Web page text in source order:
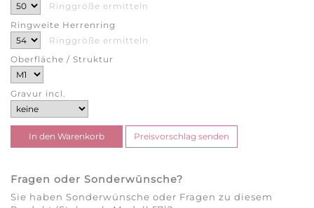
Ringgröße ermitteln
Ringweite Herrenring
Ringgröße ermitteln
Oberfläche / Struktur
Gravur incl.
Fragen oder Sonderwünsche?
Sie haben Sonderwünsche oder Fragen zu diesem